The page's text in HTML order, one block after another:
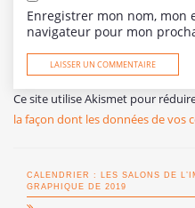
Enregistrer mon nom, mon
navigateur pour mon
Ce site utilise Akismet pour
la façon dont les données de vos
CALENDRIER : LES SALONS DE
GRAPHIQUE DE 2019